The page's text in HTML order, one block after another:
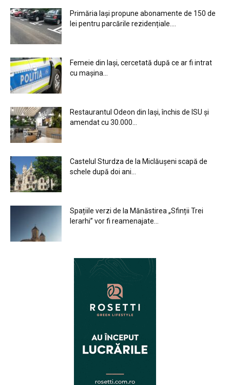
Primăria Iași propune abonamente de 150 de
lei pentru parcările rezidențiale....
Femeie din Iași, cercetată după ce ar fi intrat
cu mașina...
Restaurantul Odeon din Iași, închis de ISU și
amendat cu 30.000...
Castelul Sturdza de la Miclăușeni scapă de
schele după doi ani...
Spațiile verzi de la Mănăstirea „Sfinții Trei
Ierarhi” vor fi reamenajate...